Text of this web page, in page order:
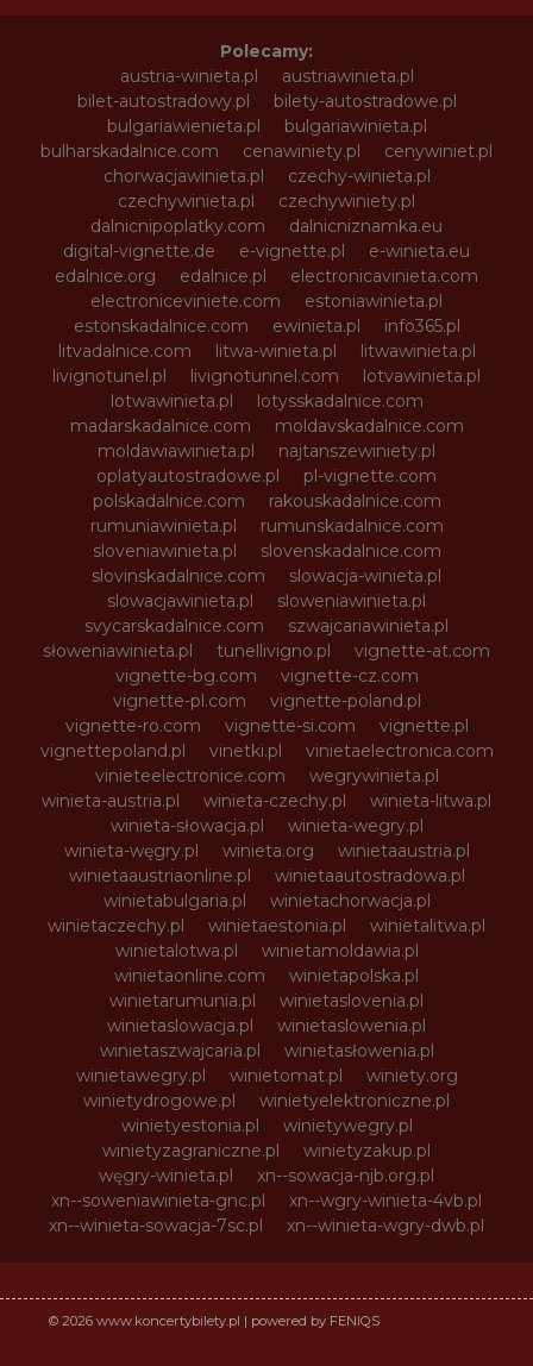
Polecamy:
austria-winieta.pl
austriawinieta.pl
bilet-autostradowy.pl
bilety-autostradowe.pl
bulgariawienieta.pl
bulgariawinieta.pl
bulharskadalnice.com
cenawiniety.pl
cenywiniet.pl
chorwacjawinieta.pl
czechy-winieta.pl
czechywinieta.pl
czechywiniety.pl
dalnicnipoplatky.com
dalnicniznamka.eu
digital-vignette.de
e-vignette.pl
e-winieta.eu
edalnice.org
edalnice.pl
electronicavinieta.com
electroniceviniete.com
estoniawinieta.pl
estonskadalnice.com
ewinieta.pl
info365.pl
litvadalnice.com
litwa-winieta.pl
litwawinieta.pl
livignotunel.pl
livignotunnel.com
lotvawinieta.pl
lotwawinieta.pl
lotysskadalnice.com
madarskadalnice.com
moldavskadalnice.com
moldawiawinieta.pl
najtanszewiniety.pl
oplatyautostradowe.pl
pl-vignette.com
polskadalnice.com
rakouskadalnice.com
rumuniawinieta.pl
rumunskadalnice.com
sloveniawinieta.pl
slovenskadalnice.com
slovinskadalnice.com
slowacja-winieta.pl
slowacjawinieta.pl
sloweniawinieta.pl
svycarskadalnice.com
szwajcariawinieta.pl
słoweniawinieta.pl
tunellivigno.pl
vignette-at.com
vignette-bg.com
vignette-cz.com
vignette-pl.com
vignette-poland.pl
vignette-ro.com
vignette-si.com
vignette.pl
vignettepoland.pl
vinetki.pl
vinietaelectronica.com
vinieteelectronice.com
wegrywinieta.pl
winieta-austria.pl
winieta-czechy.pl
winieta-litwa.pl
winieta-słowacja.pl
winieta-wegry.pl
winieta-węgry.pl
winieta.org
winietaaustria.pl
winietaaustriaonline.pl
winietaautostradowa.pl
winietabulgaria.pl
winietachorwacja.pl
winietaczechy.pl
winietaestonia.pl
winietalitwa.pl
winietalotwa.pl
winietamoldawia.pl
winietaonline.com
winietapolska.pl
winietarumunia.pl
winietaslovenia.pl
winietaslowacja.pl
winietaslowenia.pl
winietaszwajcaria.pl
winietasłowenia.pl
winietawegry.pl
winietomat.pl
winiety.org
winietydrogowe.pl
winietyelektroniczne.pl
winietyestonia.pl
winietywegry.pl
winietyzagraniczne.pl
winietyzakup.pl
węgry-winieta.pl
xn--sowacja-njb.org.pl
xn--soweniawinieta-gnc.pl
xn--wgry-winieta-4vb.pl
xn--winieta-sowacja-7sc.pl
xn--winieta-wgry-dwb.pl
© 2026 www.koncertybilety.pl | powered by FENIQS